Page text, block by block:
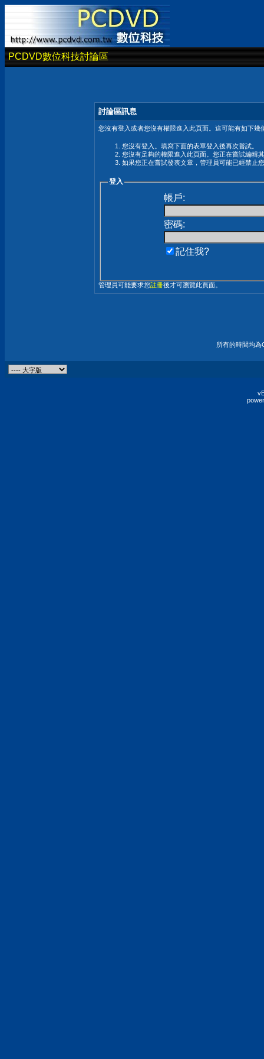
PCDVD數位科技討論區
討論區訊息
您沒有登入或者您沒有權限進入此頁面。這可能有如下幾
您沒有登入。填寫下面的表單登入後再次嘗試。
您沒有足夠的權限進入此頁面。您正在嘗試編輯
如果您正在嘗試發表文章，管理員可能已經禁止
登入
帳戶:
密碼:
記住我?
管理員可能要求您註冊後才可瀏覽此頁面。
所有的時間均為